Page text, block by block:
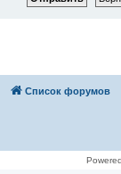
Список форумов